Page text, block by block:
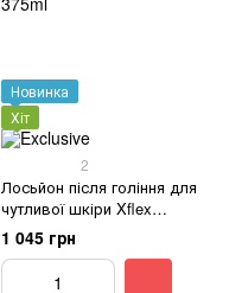
Новинка
Хіт
2
Лосьйон після гоління для
чутливої шкіри Xflex
Aftershave Green Splash 375ml
1 045 грн